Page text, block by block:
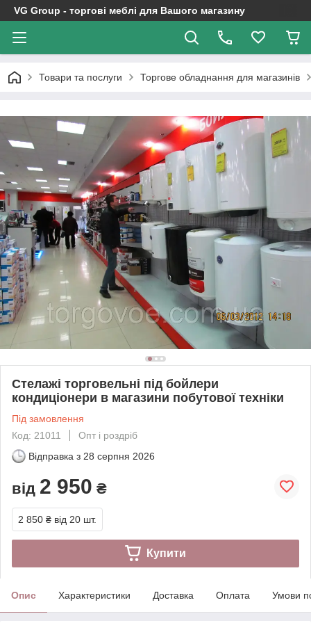
VG Group - торгові меблі для Вашого магазину
Товари та послуги Торгове обладнання для магазинів
Стелажі торговельні під бойлери
кондиціонери в магазини побутової техніки
Під замовлення
Код: 21011
Опт і роздріб
Відправка з 28 серпня 2026
від 2 950 ₴
2 850 ₴ від 20 шт.
Купити
Опис Характеристики Доставка Оплата Умови